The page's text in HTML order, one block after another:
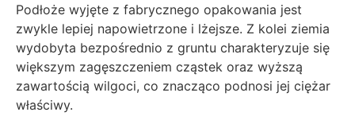
Podłoże wyjęte z fabrycznego opakowania jest
zwykle lepiej napowietrzone i lżejsze. Z kolei ziemia
wydobyta bezpośrednio z gruntu charakteryzuje się
większym zagęszczeniem cząstek oraz wyższą
zawartością wilgoci, co znacząco podnosi jej ciężar
właściwy.